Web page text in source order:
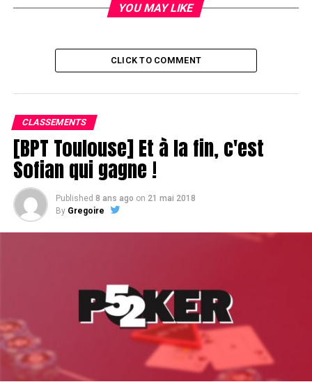
YOU MAY LIKE
CLICK TO COMMENT
CLASSEMENTS
[BPT Toulouse] Et à la fin, c'est
Sofian qui gagne !
Published 8 ans ago on 21 mai 2018
By Gregoire